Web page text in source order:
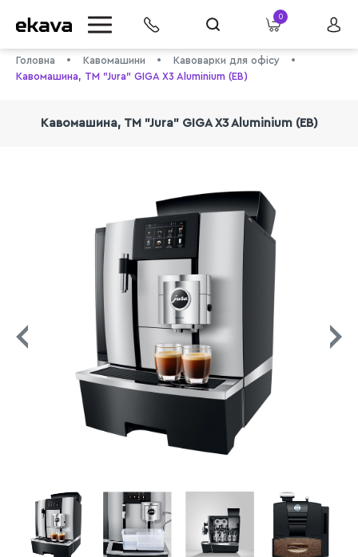
0
Головна Кавомашини
Кавоварки для офісу
Кавомашина, TM "Jura" GIGA X3 Aluminium (EB)
Кавомашина, TM "Jura" GIGA X3 Aluminium (EB)